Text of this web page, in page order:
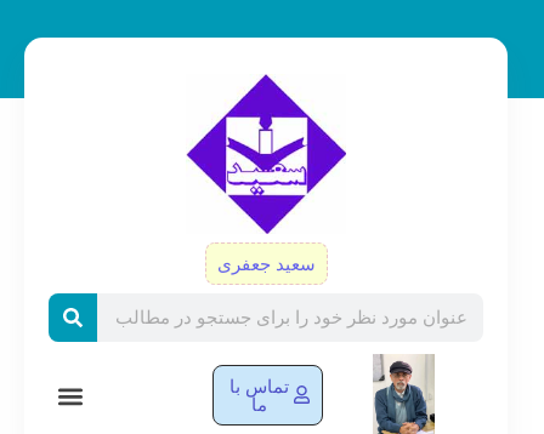
سعید جعفری
تماس با
ما